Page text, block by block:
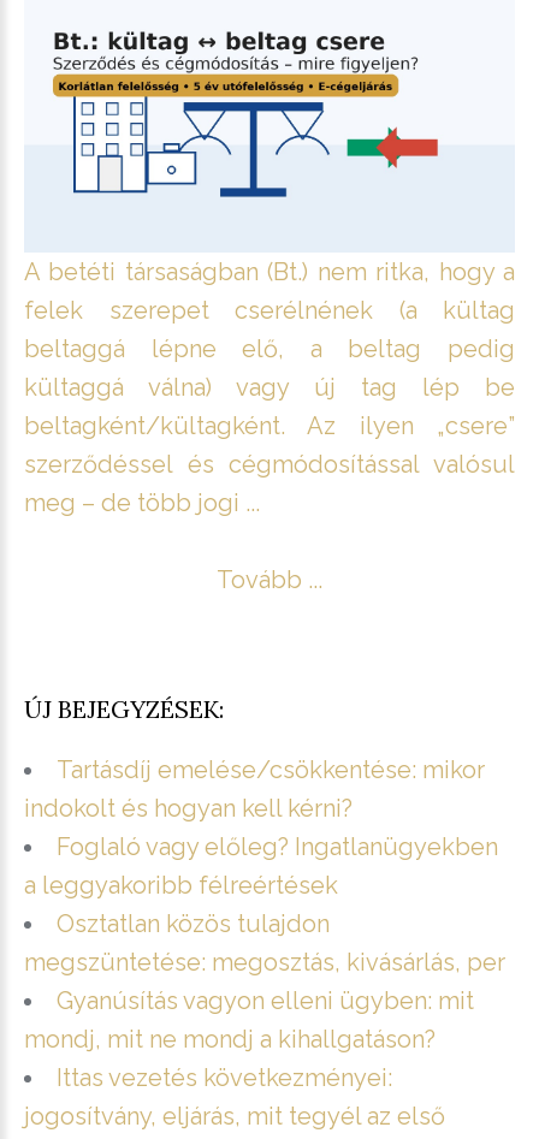
A betéti társaságban (Bt.) nem ritka, hogy a
felek szerepet cserélnének (a kültag
beltaggá lépne elő, a beltag pedig
kültaggá válna) vagy új tag lép be
beltagként/kültagként. Az ilyen „csere”
szerződéssel és cégmódosítással valósul
meg – de több jogi ...
Tovább ...
ÚJ BEJEGYZÉSEK:
Tartásdíj emelése/csökkentése: mikor
indokolt és hogyan kell kérni?
Foglaló vagy előleg? Ingatlanügyekben
a leggyakoribb félreértések
Osztatlan közös tulajdon
megszüntetése: megosztás, kivásárlás, per
Gyanúsítás vagyon elleni ügyben: mit
mondj, mit ne mondj a kihallgatáson?
Ittas vezetés következményei:
jogosítvány, eljárás, mit tegyél az első